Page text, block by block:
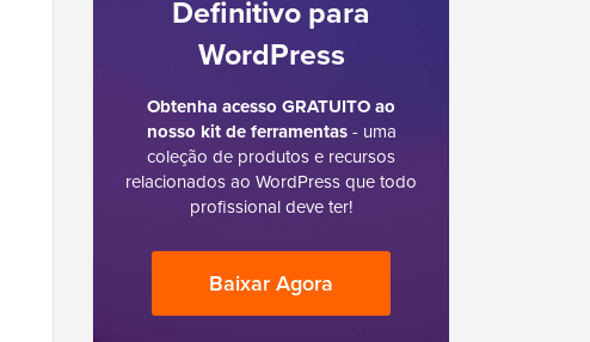
Definitivo para
WordPress
Obtenha acesso GRATUITO ao
nosso kit de ferramentas- uma
coleção de produtos e recursos
relacionados ao WordPress que todo
profissional deve ter!
Baixar Agora